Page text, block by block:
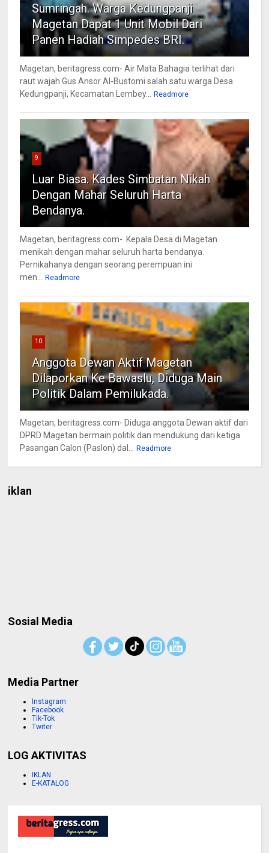
Sumringah. Warga Kedungpanji
Magetan Dapat 1 Unit Mobil Dari
Panen Hadiah Simpedes BRI.
Magetan, beritagress.com- Air Mata Bahagia terlihat dari
raut wajah Gus Ansor Al-Bustomi salah satu warga Desa
Kedungpanji, Kecamatan Lembey...
Readmore
9
Luar Biasa. Kades Simbatan Nikah
Dengan Mahar Seluruh Harta
Bendanya.
Magetan, beritagress.com- Kepala Desa di Magetan
menikah dengan mahar seluruh harta bendanya.
Pernikahanya dengan seorang perempuan ini
men...
Readmore
10
Anggota Dewan Aktif Magetan
Dilaporkan Ke Bawaslu, Diduga Main
Politik Dalam Pemilukada.
Magetan, beritagress.com- Diduga anggota Dewan aktif dari
DPRD Magetan bermain politik dan mendukung dari ketiga
Pasangan Calon (Paslon) dal...
Readmore
iklan
Sosial Media
Media Partner
Instagram
Facebook
Tik-Tok
Twiter
LOG AKTIVITAS
IKLAN
E-KATALOG